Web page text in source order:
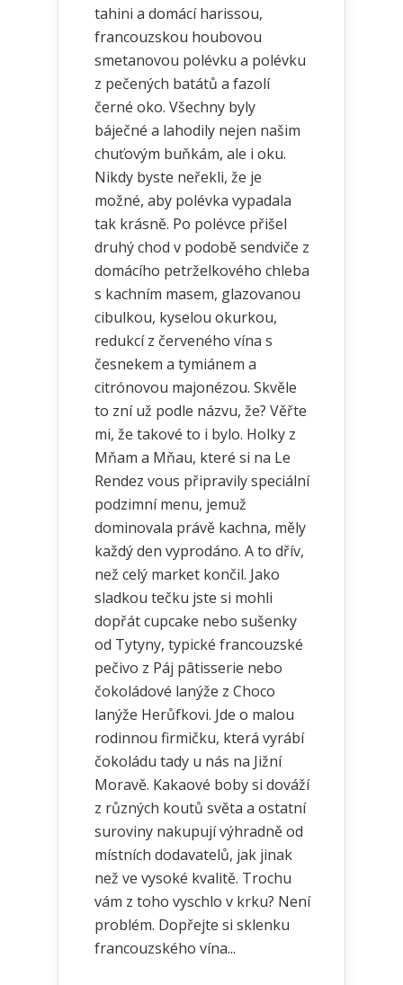
tahini a domácí harissou,
francouzskou houbovou
smetanovou polévku a polévku
z pečených batátů a fazolí
černé oko. Všechny byly
báječné a lahodily nejen našim
chuťovým buňkám, ale i oku.
Nikdy byste neřekli, že je
možné, aby polévka vypadala
tak krásně. Po polévce přišel
druhý chod v podobě sendviče z
domácího petrželkového chleba
s kachním masem, glazovanou
cibulkou, kyselou okurkou,
redukcí z červeného vína s
česnekem a tymiánem a
citrónovou majonézou. Skvěle
to zní už podle názvu, že? Věřte
mi, že takové to i bylo. Holky z
Mňam a Mňau, které si na Le
Rendez vous připravily speciální
podzimní menu, jemuž
dominovala právě kachna, měly
každý den vyprodáno. A to dřív,
než celý market končil. Jako
sladkou tečku jste si mohli
dopřát cupcake nebo sušenky
od Tytyny, typické francouzské
pečivo z Páj pâtisserie nebo
čokoládové lanýže z Choco
lanýže Herůfkovi. Jde o malou
rodinnou firmičku, která vyrábí
čokoládu tady u nás na Jižní
Moravě. Kakaové boby si dováží
z různých koutů světa a ostatní
suroviny nakupují výhradně od
místních dodavatelů, jak jinak
než ve vysoké kvalitě. Trochu
vám z toho vyschlo v krku? Není
problém. Dopřejte si sklenku
francouzského vína...